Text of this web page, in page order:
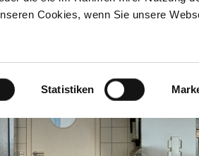
Cookies, wenn Sie unsere
Statistiken